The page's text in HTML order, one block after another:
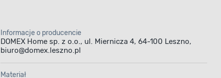
Informacje o producencie
DOMEX Home sp. z o.o., ul. Miernicza 4, 64-100 Leszno,
biuro@domex.leszno.pl
Materiał